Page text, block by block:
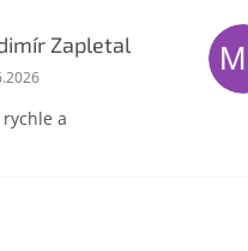
Zapletal
obchodu je 5 z 5
a